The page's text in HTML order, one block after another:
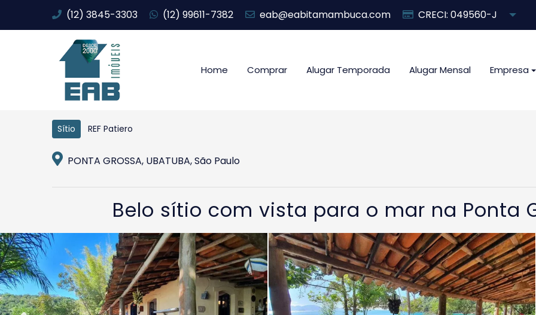
(12) 3845-3303 (12) 99611-7382 eab@eabitamambuca.com CRECI: 049560-J
Home Comprar Alugar Temporada Alugar Mensal Empresa
Sítio REF Patiero
PONTA GROSSA, UBATUBA, São Paulo
Belo sítio com vista para o mar na Ponta